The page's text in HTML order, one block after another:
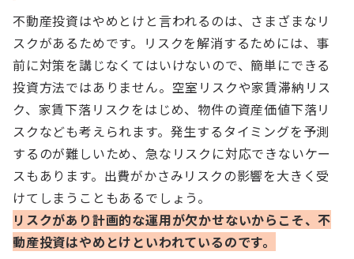
不動産投資はやめとけと言われるのは、さまざまなリ
スクがあるためです。リスクを解消するためには、事
前に対策を講じなくてはいけないので、簡単にできる
投資方法ではありません。空室リスクや家賃滞納リス
ク、家賃下落リスクをはじめ、物件の資産価値下落リ
スクなども考えられます。発生するタイミングを予測
するのが難しいため、急なリスクに対応できないケー
スもあります。出費がかさみリスクの影響を大きく受
けてしまうこともあるでしょう。
リスクがあり計画的な運用が欠かせないからこそ、不
動産投資はやめとけといわれているのです。